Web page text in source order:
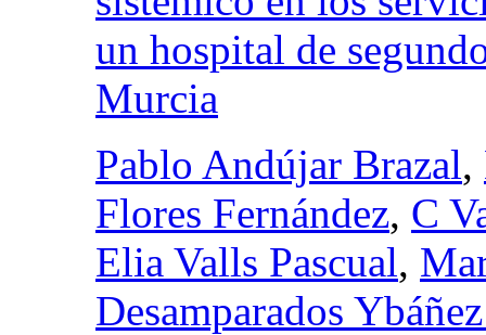
un hospital de
Murcia
Pablo Andújar Brazal,
Flores Fernández, C
Elia Valls Pascual,
Desamparados